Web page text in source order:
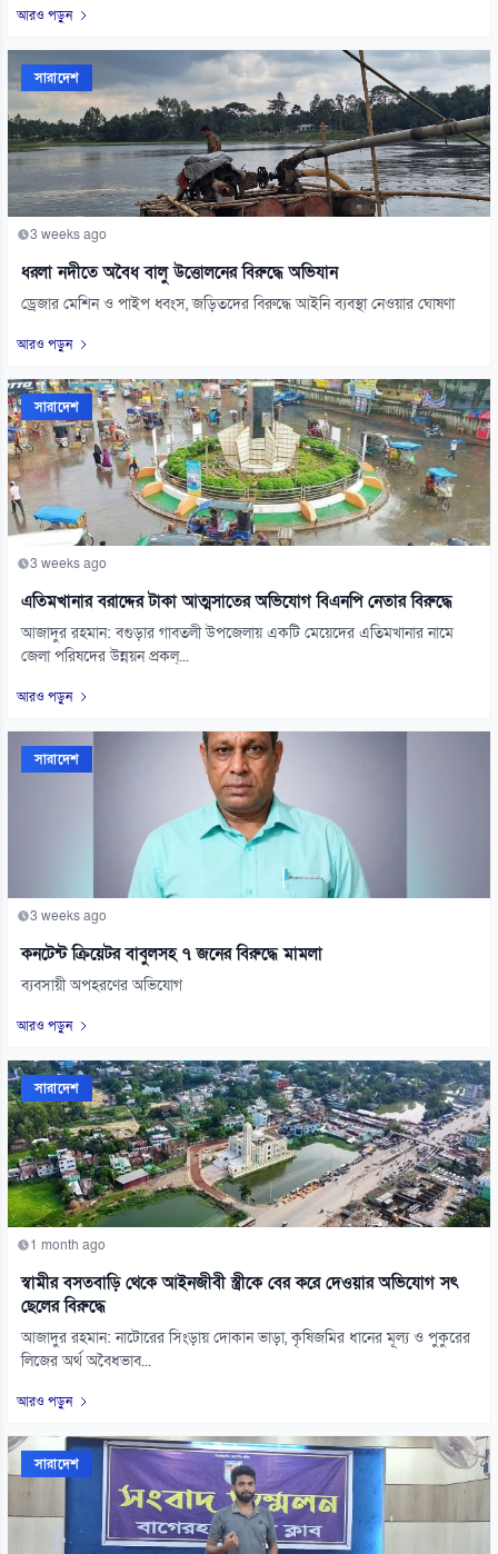
আরও পড়ুন
সারাদেশ
3 weeks ago
ধরলা নদীতে অবৈধ বালু উত্তোলনের বিরুদ্ধে অভিযান
ড্রেজার মেশিন ও পাইপ ধ্বংস, জড়িতদের বিরুদ্ধে আইনি ব্যবস্থা নেওয়ার ঘোষণা
আরও পড়ুন
সারাদেশ
3 weeks ago
এতিমখানার বরাদ্দের টাকা আত্মসাতের অভিযোগ বিএনপি নেতার বিরুদ্ধে
আজাদুর রহমান: বগুড়ার গাবতলী উপজেলায় একটি মেয়েদের এতিমখানার নামে
জেলা পরিষদের উন্নয়ন প্রকল্...
আরও পড়ুন
সারাদেশ
3 weeks ago
কনটেন্ট ক্রিয়েটর বাবুলসহ ৭ জনের বিরুদ্ধে মামলা
ব্যবসায়ী অপহরণের অভিযোগ
আরও পড়ুন
সারাদেশ
1 month ago
স্বামীর বসতবাড়ি থেকে আইনজীবী স্ত্রীকে বের করে দেওয়ার অভিযোগ সৎ
ছেলের বিরুদ্ধে
আজাদুর রহমান: নাটোরের সিংড়ায় দোকান ভাড়া, কৃষিজমির ধানের মূল্য ও পুকুরের
লিজের অর্থ অবৈধভাব...
আরও পড়ুন
সারাদেশ